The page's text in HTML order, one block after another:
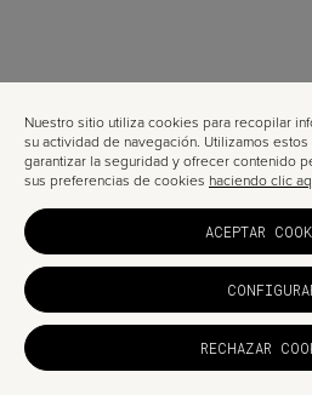
Nuestro sitio utiliza cookies para recopilar
su actividad de navegación. Utilizamos
garantizar la seguridad y ofrecer contenido
sus preferencias de cookies haciendo clic
ACEPTAR
RECHAZAR